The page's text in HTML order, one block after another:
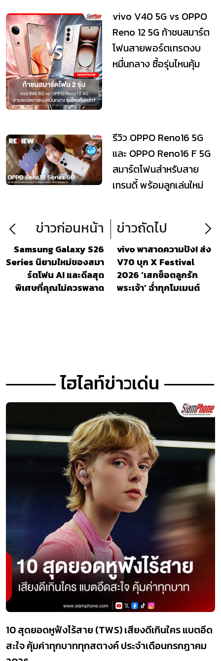
vivo V40 5G vs OPPO
Reno 12 5G ท้าชนสมาร์ต
โฟนสายพอร์ตเทรตงบ
หมื่นกลาง ซื้อรุ่นไหนคุ้ม
รีวิว OPPO Reno16 5G
และ OPPO Reno16 F 5G
สมาร์ตโฟนสำหรับสาย
เทรนดี้ พร้อมลูกเล่นใหม่
ข่าวก่อนหน้า
Samsung Galaxy S26
Series นิยามใหม่ของสมา
ร์ตโฟน AI และดีลสุด
พิเศษที่คุณไม่ควรพลาด
ข่าวถัดไป
vivo พาสาดความปัง! ส่ง
V70 บุก X Festival
2026 ‘เสกช็อตลูกรัก
พระเจ้า’ ฉ่ำทุกโมเมนต์
ไฮไลท์ข่าวเด่น
10 สุดยอดหูฟังไร้สาย (TWS) เสียงดีเกินใคร แบตอึด
สะใจ คุ้มค่าทุกบาททุกสตางค์ ประจำเดือนกรกฎาคม